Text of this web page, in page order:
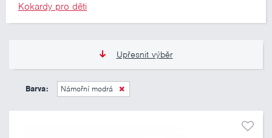
Kokardy pro děti
Upřesnit výběr
45 Kč
Barva: Námořní modrá